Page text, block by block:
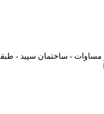
مساوات - ساختمان سپید -